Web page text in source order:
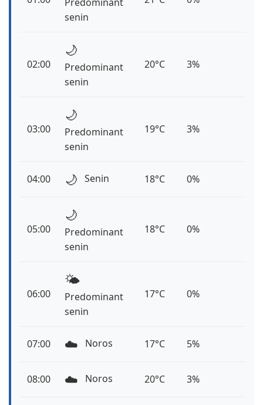
senin
02:00
🌙
Predominant
senin
20°C 3%
03:00
🌙
Predominant
senin
19°C 3%
04:00 🌙 Senin 18°C 0%
05:00
🌙
Predominant
senin
18°C 0%
06:00
🌤️
Predominant
senin
17°C 0%
07:00 ☁️ Noros 17°C 5%
08:00 ☁️ Noros 20°C 3%